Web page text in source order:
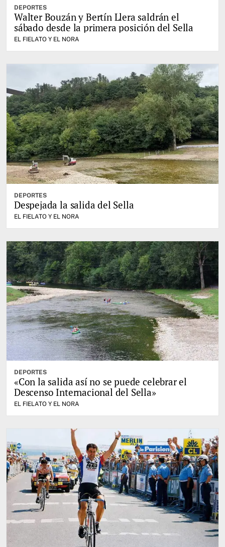
DEPORTES
Walter Bouzán y Bertín Llera saldrán el
sábado desde la primera posición del Sella
EL FIELATO Y EL NORA
DEPORTES
Despejada la salida del Sella
EL FIELATO Y EL NORA
DEPORTES
«Con la salida así no se puede celebrar el
Descenso Internacional del Sella»
EL FIELATO Y EL NORA